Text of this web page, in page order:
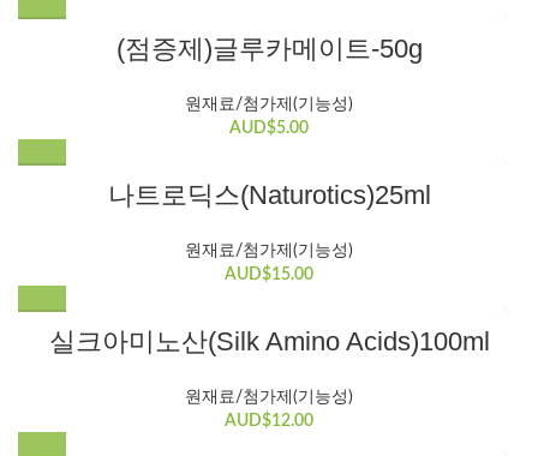
(점증제)글루카메이트-50g
원재료/첨가제(기능성)
AUD$5.00
나트로딕스(Naturotics)25ml
원재료/첨가제(기능성)
AUD$15.00
실크아미노산(Silk Amino Acids)100ml
원재료/첨가제(기능성)
AUD$12.00